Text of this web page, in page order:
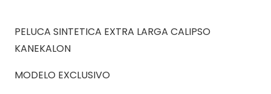
cantidad
PELUCA SINTETICA EXTRA LARGA CALIPSO
KANEKALON
MODELO EXCLUSIVO